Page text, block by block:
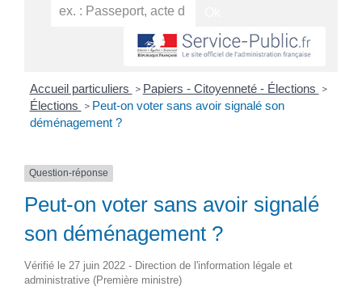
Accueil particuliers > Papiers - Citoyenneté - Élections >
Élections > Peut-on voter sans avoir signalé son
déménagement ?
Question-réponse
Peut-on voter sans avoir signalé
son déménagement ?
Vérifié le 27 juin 2022 - Direction de l'information légale et
administrative (Première ministre)